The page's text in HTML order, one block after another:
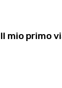
mio primo